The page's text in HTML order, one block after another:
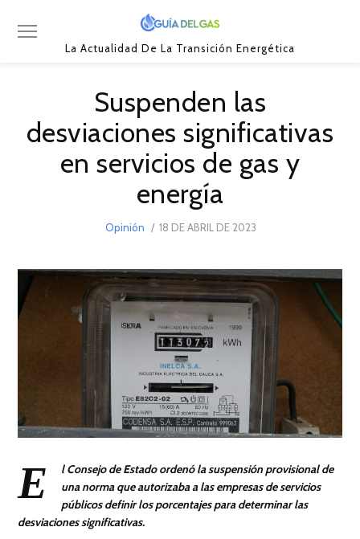
La Actualidad De La Transición Energética
Suspenden las
desviaciones significativas
en servicios de gas y
energía
Opinión
POSTED
18 DE ABRIL DE 2023
E
l Consejo de Estado ordenó la suspensión provisional de
una norma que autorizaba a las empresas de servicios
públicos definir los porcentajes para determinar las
desviaciones significativas.